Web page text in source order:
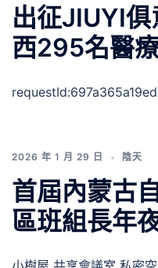
出征JIUYI
西295名醫
2026 年 1 月 29 日 陰天
首屆內蒙古
區班組長年